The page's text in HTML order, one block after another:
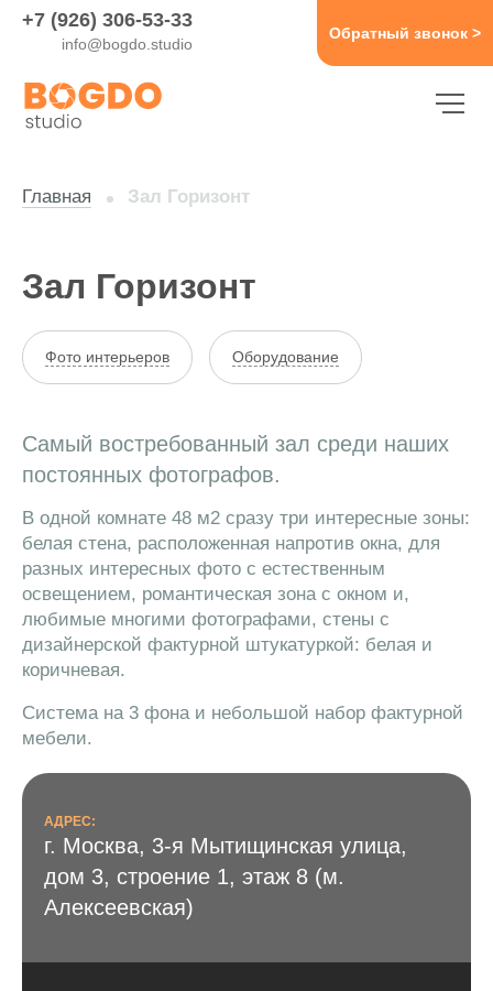
+7 (926) 306-53-33
info@bogdo.studio
Обратный звонок >
Главная Зал Горизонт
Зал Горизонт
Фото интерьеров Оборудование
Самый востребованный зал среди наших
постоянных фотографов.
В одной комнате 48 м2 сразу три интересные зоны:
белая стена, расположенная напротив окна, для
разных интересных фото с естественным
освещением, романтическая зона с окном и,
любимые многими фотографами, стены с
дизайнерской фактурной штукатуркой: белая и
коричневая.
Система на 3 фона и небольшой набор фактурной
мебели.
АДРЕС:
г. Москва, 3-я Мытищинская улица,
дом 3, строение 1, этаж 8 (м.
Алексеевская)